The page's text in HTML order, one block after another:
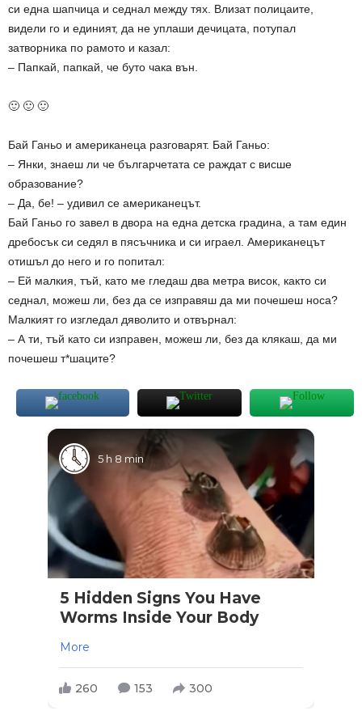
си една шапчица и седнал между тях. Влизат полицаите,
видели го и единият, да не уплаши дечицата, потупал
затворника по рамото и казал:
– Папкай, папкай, че буто чака вън.
🙂 🙂 🙂
Бай Ганьо и американеца разговарят. Бай Ганьо:
– Янки, знаеш ли че българчетата се раждат с висше
образование?
– Да, бе! – удивил се американецът.
Бай Ганьо го завел в двора на една детска градина, а там един
дребосък си седял в пясъчника и си играел. Американецът
отишъл до него и го попитал:
– Ей малкия, тъй, като ме гледаш два метра висок, както си
седнал, можеш ли, без да се изправяш да ми почешеш носа?
Малкият го изгледал дяволито и отвърнал:
– А ти, тъй като си изправен, можеш ли, без да клякаш, да ми
почешеш т*шаците?
5 h 8 min
5 Hidden Signs You Have
Worms Inside Your Body
More
260 153 300